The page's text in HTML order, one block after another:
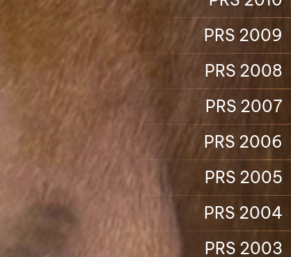
PRS 2009
PRS 2008
PRS 2007
PRS 2006
PRS 2005
PRS 2004
PRS 2003